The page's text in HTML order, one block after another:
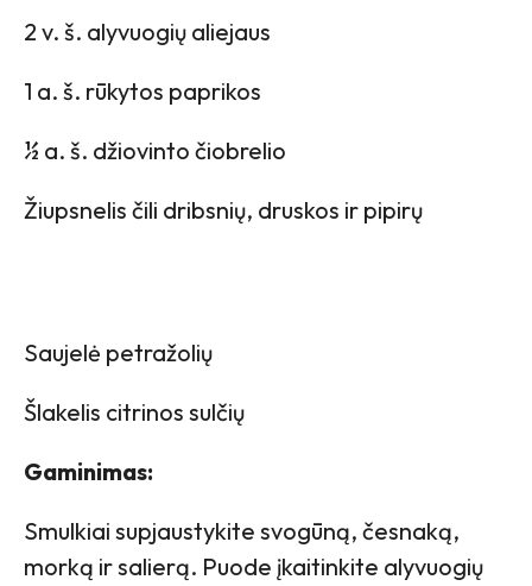
2 v. š. alyvuogių aliejaus
1 a. š. rūkytos paprikos
½ a. š. džiovinto čiobrelio
Žiupsnelis čili dribsnių, druskos ir pipirų
Saujelė petražolių
Šlakelis citrinos sulčių
Gaminimas:
Smulkiai supjaustykite svogūną, česnaką,
morką ir salierą. Puode įkaitinkite alyvuogių